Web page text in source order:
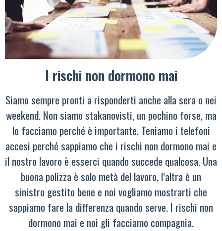
I rischi non dormono mai
Siamo sempre pronti a risponderti anche alla sera o nei
weekend. Non siamo stakanovisti, un pochino forse, ma
lo facciamo perché è importante. Teniamo i telefoni
accesi perché sappiamo che i rischi non dormono mai e
il nostro lavoro è esserci quando succede qualcosa. Una
buona polizza è solo metà del lavoro, l’altra è un
sinistro gestito bene e noi vogliamo mostrarti che
sappiamo fare la differenza quando serve. I rischi non
dormono mai e noi gli facciamo compagnia.